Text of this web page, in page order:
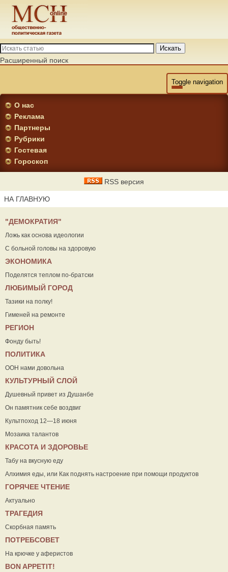
Искать
Расширенный поиск
Toggle navigation
О нас
Реклама
Партнеры
Рубрики
Гостевая
Гороскоп
RSS версия
НА ГЛАВНУЮ
"ДЕМОКРАТИЯ"
Ложь как основа идеологии
С больной головы на здоровую
ЭКОНОМИКА
Поделятся теплом по-братски
ЛЮБИМЫЙ ГОРОД
Тазики на полку!
Гименей на ремонте
РЕГИОН
Фонду быть!
ПОЛИТИКА
ООН нами довольна
КУЛЬТУРНЫЙ СЛОЙ
Душевный привет из Душанбе
Он памятник себе воздвиг
Культпоход 12—18 июня
Мозаика талантов
КРАСОТА И ЗДОРОВЬЕ
Табу на вкусную еду
Алхимия еды, или Как поднять настроение при помощи продуктов
ГОРЯЧЕЕ ЧТЕНИЕ
Актуально
ТРАГЕДИЯ
Скорбная память
ПОТРЕБСОВЕТ
На крючке у аферистов
ВON APPETIT!